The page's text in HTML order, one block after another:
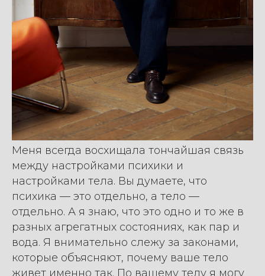
Меня всегда восхищала тончайшая связь
между настройками психики и
настройками тела. Вы думаете, что
психика — это отдельно, а тело —
отдельно. А я знаю, что это одно и то же в
разных агрегатных состояниях, как пар и
вода. Я внимательно слежу за законами,
которые объясняют, почему ваше тело
живет именно так. По вашему телу я могу